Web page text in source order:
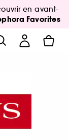
en avant-
Favorites